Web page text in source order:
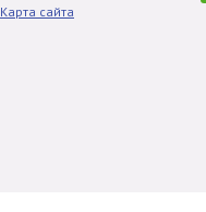
Карта сайта